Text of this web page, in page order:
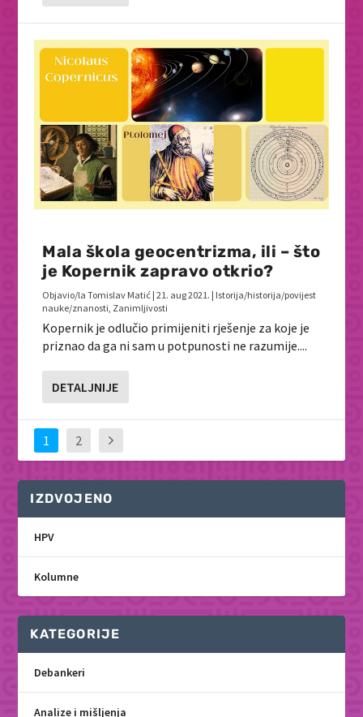
Mala škola geocentrizma, ili – što
je Kopernik zapravo otkrio?
Objavio/laTomislav Matić |21. aug 2021. | Istorija/historija/povijest
nauke/znanosti Zanimljivosti
Kopernik je odlučio primijeniti rješenje za koje je
priznao da ga ni sam u potpunosti ne razumije....
DETALJNIJE
1 2
IZDVOJENO
HPV
Kolumne
KATEGORIJE
Debankeri
Analize i mišljenja